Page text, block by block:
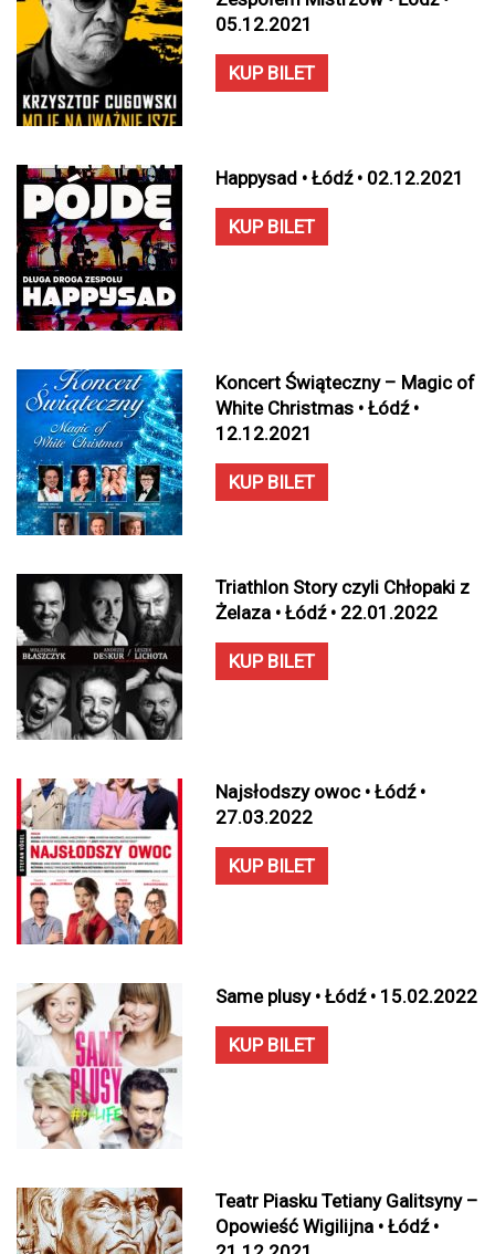
05.12.2021
KUP BILET
Happysad • Łódź • 02.12.2021
KUP BILET
Koncert Świąteczny – Magic of
White Christmas • Łódź •
12.12.2021
KUP BILET
Triathlon Story czyli Chłopaki z
Żelaza • Łódź • 22.01.2022
KUP BILET
Najsłodszy owoc • Łódź •
27.03.2022
KUP BILET
Same plusy • Łódź • 15.02.2022
KUP BILET
Teatr Piasku Tetiany Galitsyny –
Opowieść Wigilijna • Łódź •